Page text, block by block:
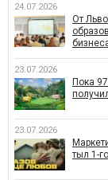
24.07.2026
От
23.07.2026
Пока
23.07.2026
тыл 1-